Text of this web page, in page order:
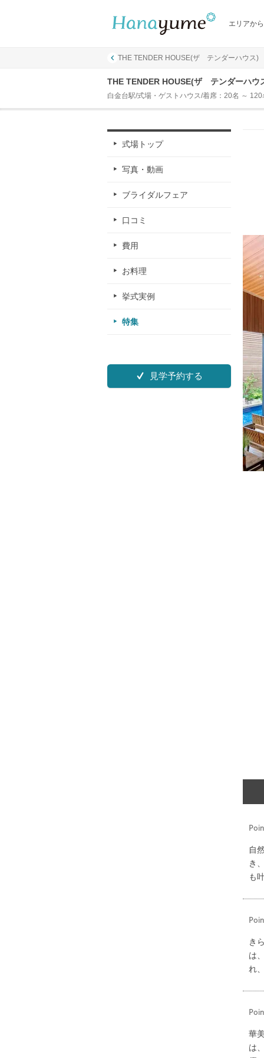
エリアか
THE TENDER HOUSE(ザ テンダーハウス)
THE TENDER HOUSE(ザ テンダーハウ
白金台駅/式場・ゲストハウス/着席：20名 ～ 120
式場トップ
写真・動画
ブライダルフェア
口コミ
費用
お料理
挙式実例
特集
見学予約する
自
き
も
き
は
れ
華
は